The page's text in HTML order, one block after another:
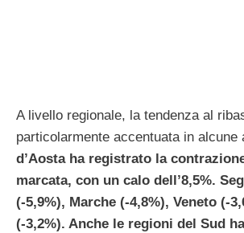
A livello regionale, la tendenza al
particolarmente accentuata in alcune
d’Aosta ha registrato la
marcata, con un calo dell’8,5%.
(-5,9%), Marche (-4,8%), Veneto (-
(-3,2%). Anche le regioni del Sud